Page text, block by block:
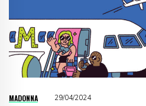
MADONNA 29/04/2024